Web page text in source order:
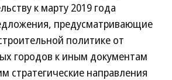
к марту 2019 года
предусматривающие
политике от
городов к иным документам
направления